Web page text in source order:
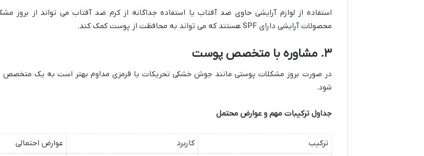
استفاده از لوازم آرایشی حاوی ضد آفتاب یا استفاده جداگانه از کرم ضد آفتاب می تواند از بروز
محصولات آرایشی دارای SPF هستند که می تواند به محافظت از پوست کمک کند.
۳. مشاوره با متخصص پوست
در صورت بروز مشکلات پوستی مانند جوش خشکی تحریکات یا قرمزی مداوم بهتر است به یک متخصص
شود.
جداول ترکیبات مهم و عوارض محتمل
ترکیب کاربرد
عوارض احتمالی